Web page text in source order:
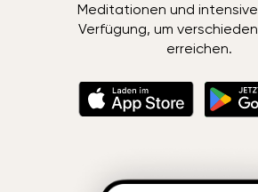
Meditationen und intensive
Verfügung, um
erreichen.